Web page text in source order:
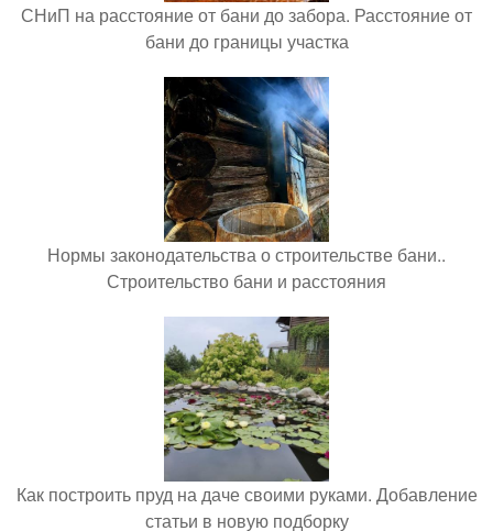
СНиП на расстояние от бани до забора. Расстояние от
бани до границы участка
Нормы законодательства о строительстве бани..
Строительство бани и расстояния
Как построить пруд на даче своими руками. Добавление
статьи в новую подборку